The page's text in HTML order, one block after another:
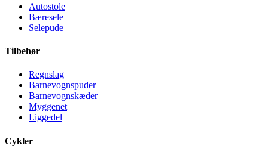
Autostole
Bæresele
Selepude
Tilbehør
Regnslag
Barnevognspuder
Barnevognskæder
Myggenet
Liggedel
Cykler